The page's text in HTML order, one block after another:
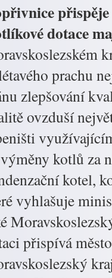
dotace
prachu
zlepšování
ovzduší
kotlů za
kotel,
vyhlašuje
přispívá